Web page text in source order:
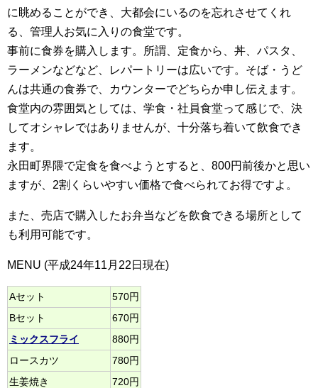
に眺めることができ、大都会にいるのを忘れさせてくれ
る、管理人お気に入りの食堂です。
事前に食券を購入します。所謂、定食から、丼、パスタ、
ラーメンなどなど、レパートリーは広いです。そば・うど
んは共通の食券で、カウンターでどちらか申し伝えます。
食堂内の雰囲気としては、学食・社員食堂って感じで、決
してオシャレではありませんが、十分落ち着いて飲食でき
ます。
永田町界隈で定食を食べようとすると、800円前後かと思い
ますが、2割くらいやすい価格で食べられてお得ですよ。
また、売店で購入したお弁当などを飲食できる場所として
も利用可能です。
MENU (平成24年11月22日現在)
Aセット
570円
Bセット
670円
ミックスフライ
880円
ロースカツ
780円
生姜焼き
720円